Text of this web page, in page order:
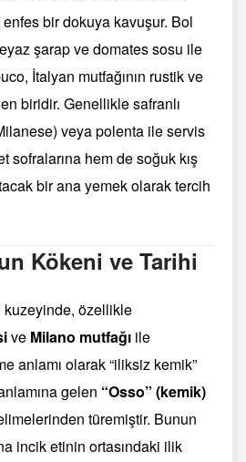
bir dokuya kavuşur. Bol
şarap ve domates sosu ile
İtalyan mutfağının rustik ve
biridir. Genellikle safranlı
veya polenta ile servis
sofralarına hem de soğuk kış
bir ana yemek olarak tercih
Kökeni ve Tarihi
kuzeyinde, özellikle
ve Milano mutfağı ile
anlamı olarak “iliksiz kemik”
gelen “Osso” (kemik)
türemiştir. Bunun
incik etinin ortasındaki ilik